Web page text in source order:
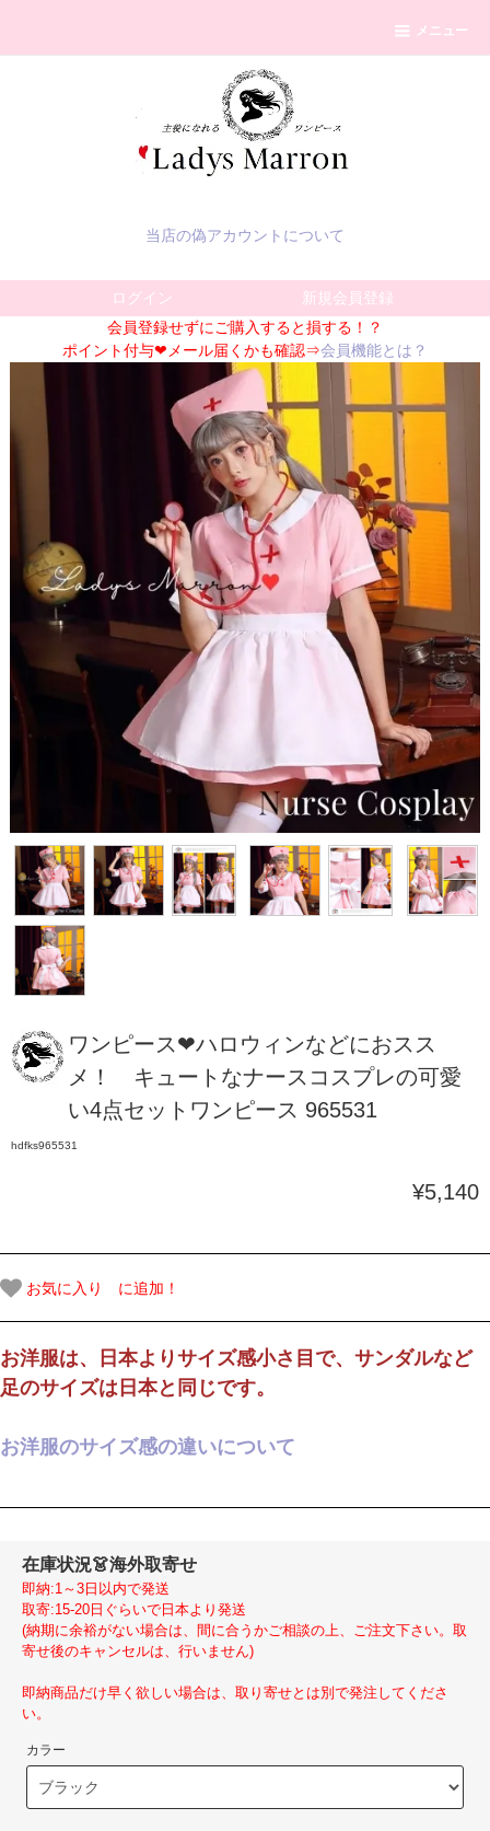
メニュー
当店の偽アカウントについて
ログイン
新規会員登録
会員登録せずにご購入すると損する！？
ポイント付与❤メール届くかも確認⇒会員機能とは？
ワンピース❤ハロウィンなどにおスス
メ！ キュートなナースコスプレの可愛
い4点セットワンピース 965531
hdfks965531
¥5,140
お気に入り に追加！
お洋服は、日本よりサイズ感小さ目で、サンダルなど
足のサイズは日本と同じです。
お洋服のサイズ感の違いについて
在庫状況👗海外取寄せ
即納:1～3日以内で発送
取寄:15-20日ぐらいで日本より発送
(納期に余裕がない場合は、間に合うかご相談の上、ご注文下さい。取
寄せ後のキャンセルは、行いません)
即納商品だけ早く欲しい場合は、取り寄せとは別で発注してくださ
い。
カラー